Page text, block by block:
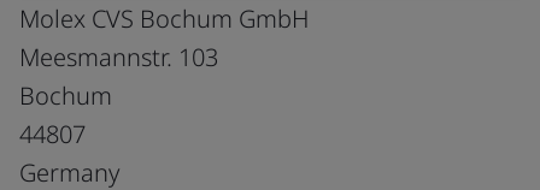
Molex CVS Bochum GmbH
Meesmannstr. 103
Bochum
44807
Germany